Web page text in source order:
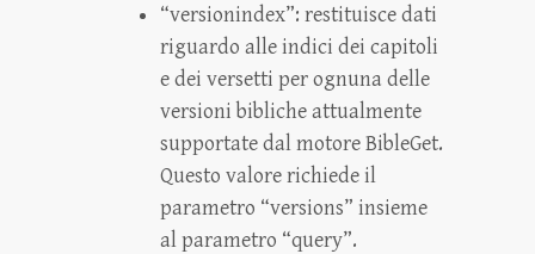
“versionindex”: restituisce dati
riguardo alle indici dei capitoli
e dei versetti per ognuna delle
versioni bibliche attualmente
supportate dal motore BibleGet.
Questo valore richiede il
parametro “versions” insieme
al parametro “query”.